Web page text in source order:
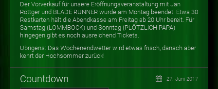
Der Vorverkauf für unsere Eröffnungsveranstaltung mit Jan
Röttger und BLADE RUNNER wurde am Montag beendet. Etwa 30
Restkarten hält die Abendkasse am Freitag ab 20 Uhr bereit. Für
Samstag (LOMMBOCK) und Sonntag (PLÖTZLICH PAPA)
hingegen gibt es noch ausreichend Tickets.
Übrigens: Das Wochenendwetter wird etwas frisch, danach aber
kehrt der Hochsommer zurück!
Countdown 27. Juni 2017